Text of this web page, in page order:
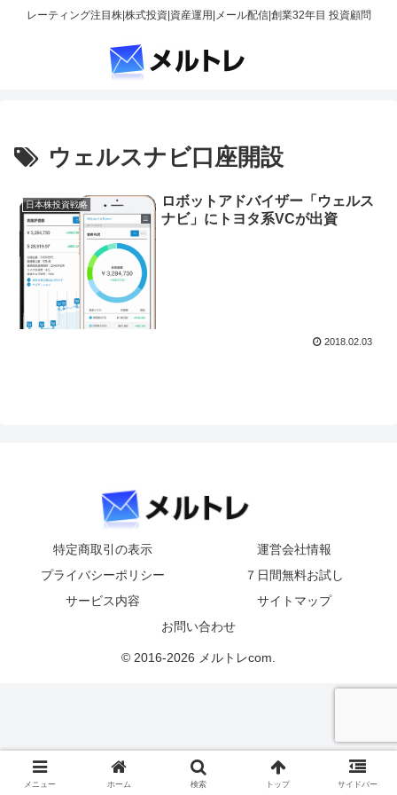
レーティング注目株|株式投資|資産運用|メール配信|創業32年目 投資顧問
ウェルスナビ口座開設
日本株投資戦略
ロボットアドバイザー「ウェルス
ナビ」にトヨタ系VCが出資
2018.02.03
特定商取引の表示
運営会社情報
プライバシーポリシー
７日間無料お試し
サービス内容
サイトマップ
お問い合わせ
© 2016-2026 メルトレcom.
メニュー ホーム 検索 トップ サイドバー